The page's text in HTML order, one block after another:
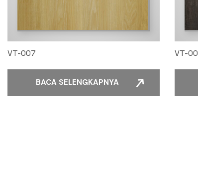
VT-007
BACA SELENGKAPNYA
VT-